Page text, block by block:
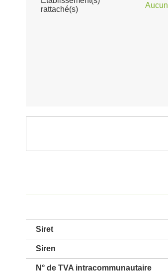
rattaché(s)
Aucun
Siret
Siren
N° de TVA intracommunautaire